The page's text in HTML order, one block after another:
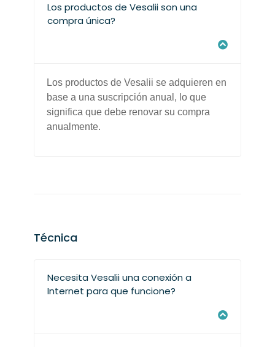
Los productos de Vesalii son una
compra única?
Los productos de Vesalii se adquieren en
base a una suscripción anual, lo que
significa que debe renovar su compra
anualmente.
Técnica
Necesita Vesalii una conexión a
Internet para que funcione?